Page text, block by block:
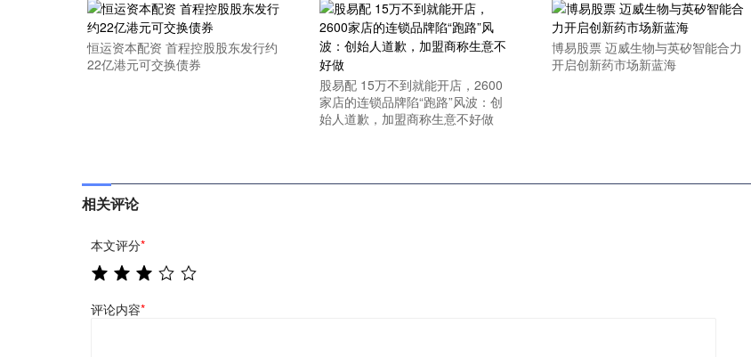
恒运资本配资 首程控股股东发行约
22亿港元可交换债券
股易配 15万不到就能开店，2600
家店的连锁品牌陷“跑路”风波：创
始人道歉，加盟商称生意不好做
博易股票 迈威生物与英矽智能合力
开启创新药市场新蓝海
相关评论
本文评分*
评论内容*